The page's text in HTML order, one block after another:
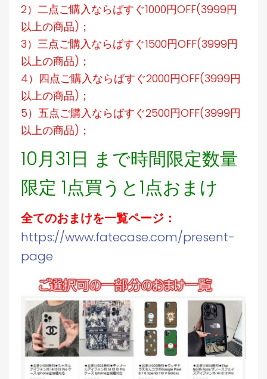
2）二点ご購入ならばすぐ1000円OFF(3999円
以上の商品)；
3）三点ご購入ならばすぐ1500円OFF(3999円
以上の商品)；
4）四点ご購入ならばすぐ2000円OFF(3999円
以上の商品)；
5）五点ご購入ならばすぐ2500円OFF(3999円
以上の商品)；
10月31日 まで時間限定数量
限定 1点買うと1点おまけ
全てのおまけを一覧ページ：
https://www.fatecase.com/present-
page